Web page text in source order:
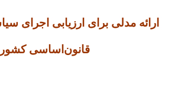
قانون‌اساسی کشور